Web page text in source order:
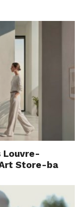
Louvre-
Store-ba